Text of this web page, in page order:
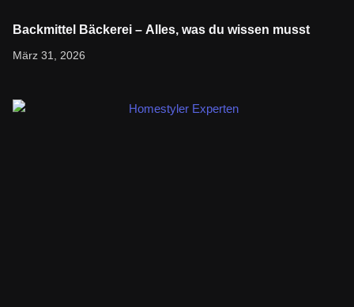
Backmittel Bäckerei – Alles, was du wissen musst
März 31, 2026